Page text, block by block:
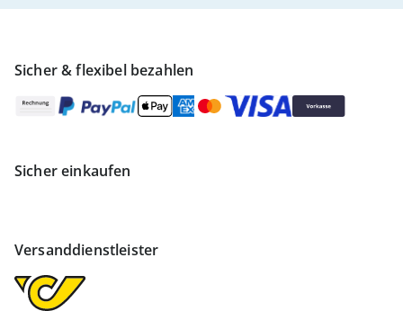
Sicher & flexibel bezahlen
Sicher einkaufen
Versanddienstleister